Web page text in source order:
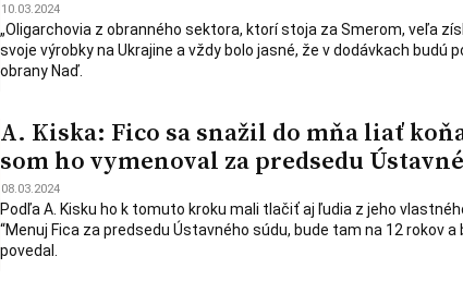
10.03.2024
„Oligarchovia z obranného sektora, ktorí stoja za Smerom, veľa
svoje výrobky na Ukrajine a vždy bolo jasné, že v dodávkach budú
obrany Naď.
A. Kiska: Fico sa snažil do mňa liať
som ho vymenoval za predsedu
08.03.2024
Podľa A. Kisku ho k tomuto kroku mali tlačiť aj ľudia z jeho
“Menuj Fica za predsedu Ústavného súdu, bude tam na 12 rokov a
povedal.